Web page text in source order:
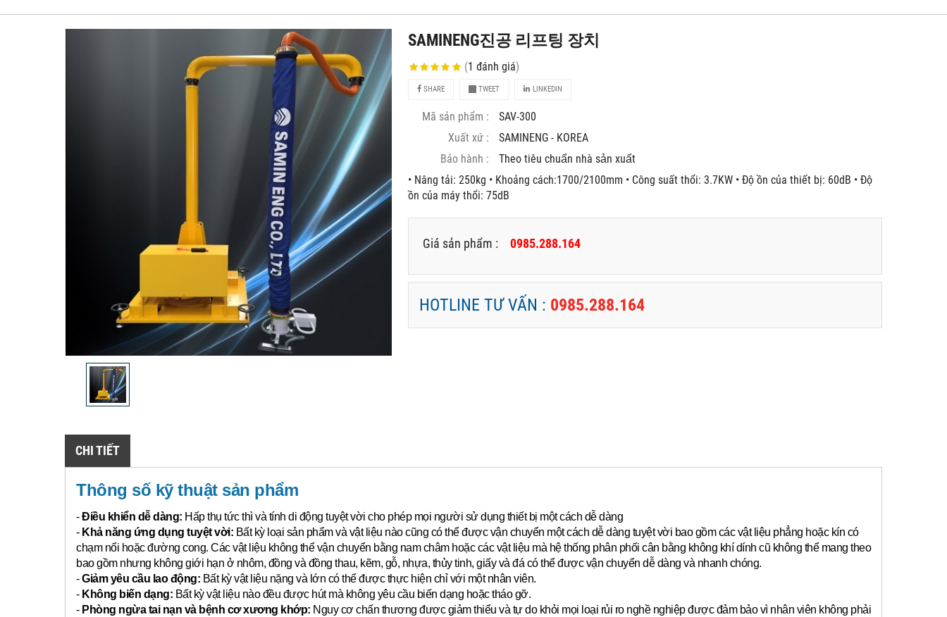
SAMINENG진공 리프팅 장치
(1đánh giá)
SHARE TWEET LINKEDIN
Mã sản phẩm :
SAV-300
Xuất xứ :
SAMINENG - KOREA
Bảo hành :
Theo tiêu chuẩn nhà sản xuất
• Nâng tải: 250kg • Khoảng cách:1700/2100mm • Công suất thổi: 3.7KW • Độ ồn của thiết bị: 60dB • Độ
ồn của máy thổi: 75dB
Giá sản phẩm : 0985.288.164
HOTLINE TƯ VẤN : 0985.288.164
CHI TIẾT
Thông số kỹ thuật sản phẩm
-Điều khiển dễ dàng: Hấp thụ tức thì và tính di động tuyệt vời cho phép mọi người sử dụng thiết bị một cách dễ dàng
- Khả năng ứng dụng tuyệt vời: Bất kỳ loại sản phẩm và vật liệu nào cũng có thể được vận chuyển một cách dễ dàng tuyệt vời bao gồm các vật liệu phẳng hoặc kín có
chạm nổi hoặc đường cong. Các vật liệu không thể vận chuyển bằng nam châm hoặc các vật liệu mà hệ thống phân phối cân bằng không khí dính cũ không thể mang theo
bao gồm nhưng không giới hạn ở nhôm, đồng và đồng thau, kẽm, gỗ, nhựa, thủy tinh, giấy và đá có thể được vận chuyển dễ dàng và nhanh chóng.
-Giảm yêu cầu lao động: Bất kỳ vật liệu nặng và lớn có thể được thực hiện chỉ với một nhân viên.
- Không biến dạng: Bất kỳ vật liệu nào đều được hút mà không yêu cầu biến dạng hoặc tháo gỡ.
- Phòng ngừa tai nạn và bệnh cơ xương khớp: Nguy cơ chấn thương được giảm thiểu và tự do khỏi mọi loại rủi ro nghề nghiệp được đảm bảo vì nhân viên không phải